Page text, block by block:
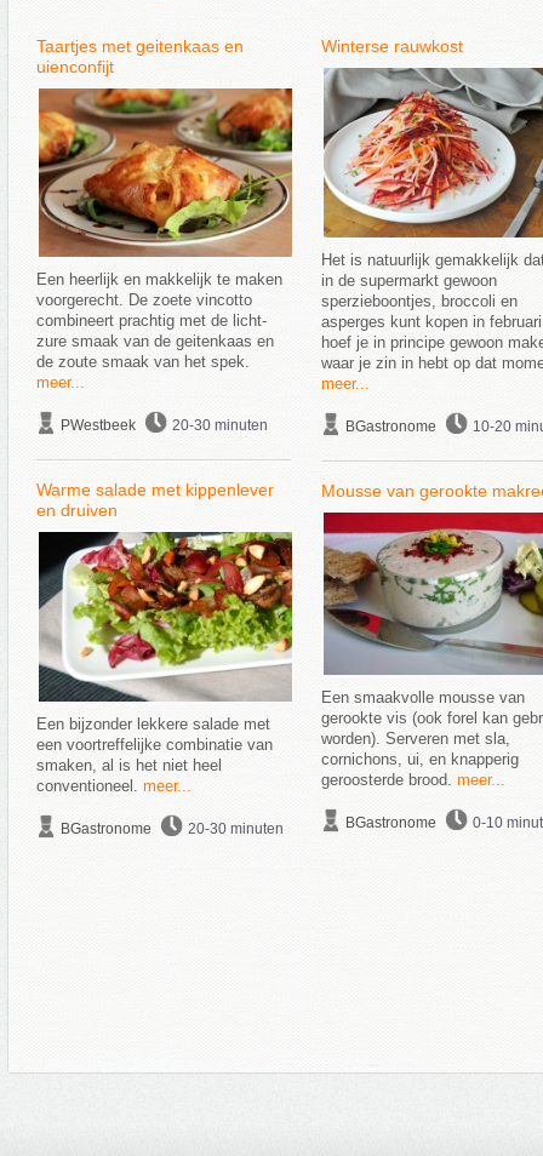
Taartjes met geitenkaas en
uienconfijt
Een heerlijk en makkelijk te maken
voorgerecht. De zoete vincotto
combineert prachtig met de licht-
zure smaak van de geitenkaas en
de zoute smaak van het spek.
meer...
PWestbeek 20-30 minuten
Warme salade met kippenlever
en druiven
Een bijzonder lekkere salade met
een voortreffelijke combinatie van
smaken, al is het niet heel
conventioneel. meer...
BGastronome 20-30 minuten
Winterse rauwkost
Het is natuurlijk gemakkelijk
in de supermarkt gewoon
sperzieboontjes, broccoli en
asperges kunt kopen in
hoef je in principe gewoon
waar je zin in hebt op dat
meer...
BGastronome 10-20
Mousse van gerookte
Een smaakvolle mousse van
gerookte vis (ook forel kan
worden). Serveren met sla,
cornichons, ui, en knapperig
geroosterde brood. meer...
BGastronome 0-10